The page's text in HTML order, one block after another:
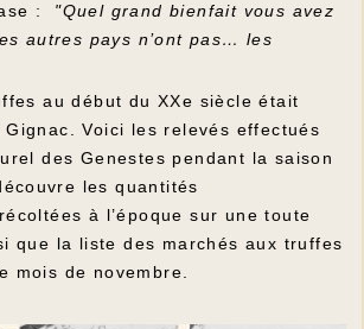
: "Quel grand bienfait vous avez
autres pays n’ont pas… les
au début du XXe siècle était
Voici les relevés effectués
des Genestes pendant la saison
les quantités
à l’époque sur une toute
que la liste des marchés aux truffes
mois de novembre.